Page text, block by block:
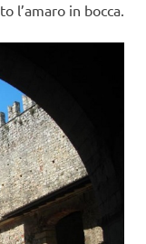
l’amaro in bocca.